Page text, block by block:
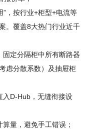
”，按行业+柜型+电流等
。覆盖8大热门行业近千
固定分隔柜中所有断路器
虑分散系数）及抽屉柜
入D-Hub，无缝衔接设
量，避免手工错误；